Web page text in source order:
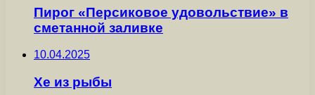
Пирог «Персиковое удовольствие» в
сметанной заливке
10.04.2025
Хе из рыбы